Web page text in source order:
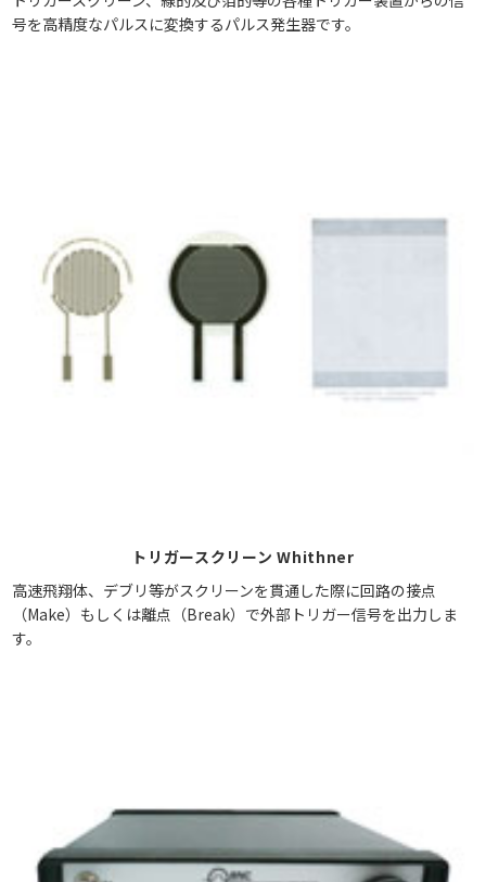
号を高精度なパルスに変換するパルス発生器です。
トリガースクリーン Whithner
高速飛翔体、デブリ等がスクリーンを貫通した際に回路の接点
（Make）もしくは離点（Break）で外部トリガー信号を出力しま
す。